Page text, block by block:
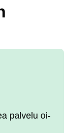
pal­ve­lu oi­